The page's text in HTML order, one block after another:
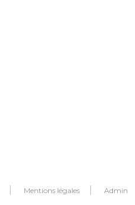
Mentions légales Admin